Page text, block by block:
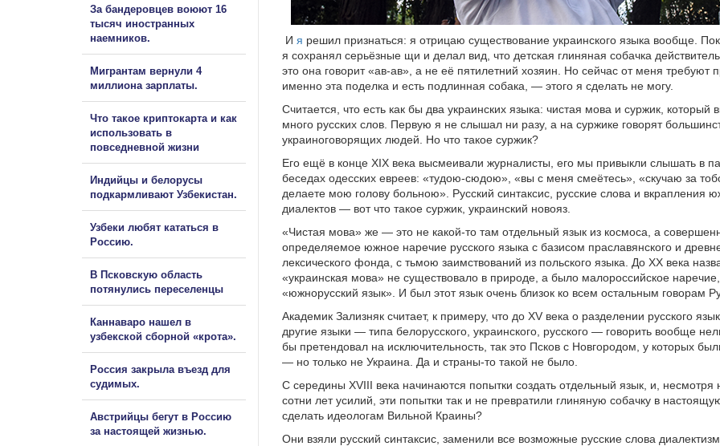
И я решил признаться: я отрицаю существование украинского языка вообще.
я сохранял серьёзные щи и делал вид, что детская глиняная собачка
это она говорит «ав-ав», а не её пятилетний хозяин. Но сейчас от меня требуют
именно эта поделка и есть подлинная собака, — этого я сделать не могу.
Считается, что есть как бы два украинских языка: чистая мова и суржик, который
много русских слов. Первую я не слышал ни разу, а на суржике говорят
украиноговорящих людей. Но что такое суржик?
Его ещё в конце XIX века высмеивали журналисты, его мы привыкли слышать в
беседах одесских евреев: «тудою-сюдою», «вы с меня смеётесь», «скучаю за
делаете мою голову больною». Русский синтаксис, русские слова и вкрапления
диалектов — вот что такое суржик, украинский новояз.
«Чистая мова» же — это не какой-то там отдельный язык из космоса, а
определяемое южное наречие русского языка с базисом праславянского и
лексического фонда, с тьмою заимствований из польского языка. До ХХ века
«украинская мова» не существовало в природе, а было малороссийское
«южнорусский язык». И был этот язык очень близок ко всем остальным говорам
Академик Зализняк считает, к примеру, что до XV века о разделении русского
другие языки — типа белорусского, украинского, русского — говорить вообще
бы претендовал на исключительность, так это Псков с Новгородом, у которых
— но только не Украина. Да и страны-то такой не было.
С середины XVIII века начинаются попытки создать отдельный язык, и, несмотря
сотни лет усилий, эти попытки так и не превратили глиняную собачку в
сделать идеологам Вильной Краины?
Они взяли русский синтаксис, заменили все возможные русские слова
За бандеровцев воюют 16
тысяч иностранных
наемников.
Мигрантам вернули 4
миллиона зарплаты.
Что такое криптокарта и как
использовать в
повседневной жизни
Индийцы и белорусы
подкармливают Узбекистан.
Узбеки любят кататься в
Россию.
В Псковскую область
потянулись переселенцы
Каннаваро нашел в
узбекской сборной «крота».
Россия закрыла въезд для
судимых.
Австрийцы бегут в Россию
за настоящей жизнью.